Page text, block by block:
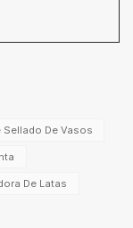
Sellado De Vasos
De Latas